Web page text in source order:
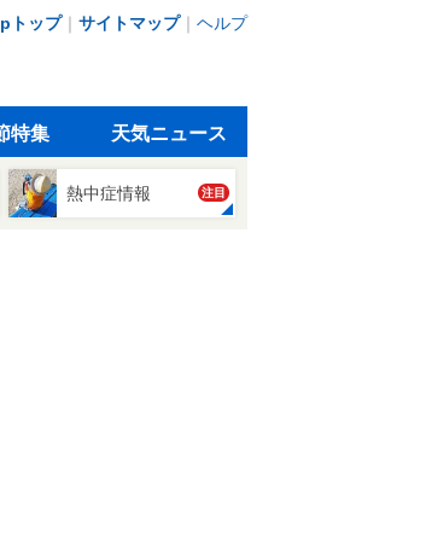
トップ｜ サイトマップ｜ ヘルプ
特集 天気ニュース
熱中症情報 注目